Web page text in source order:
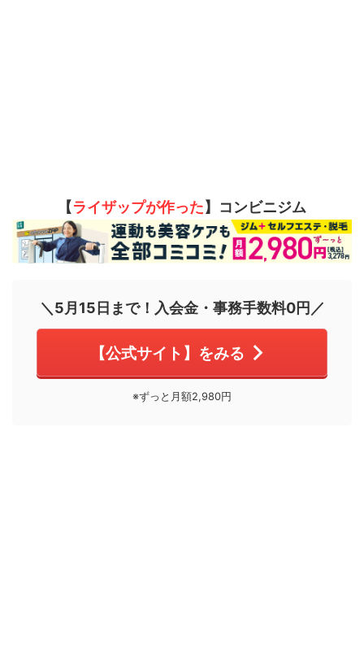
【ライザップが作った】コンビニジム
＼5月15日まで！入会金・事務手数料0円／
【公式サイト】をみる
※ずっと月額2,980円